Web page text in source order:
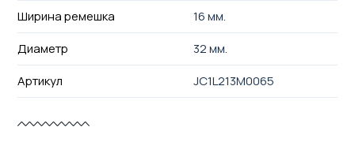
Ширина ремешка
16 мм.
Диаметр
32 мм.
Артикул
JC1L213M0065